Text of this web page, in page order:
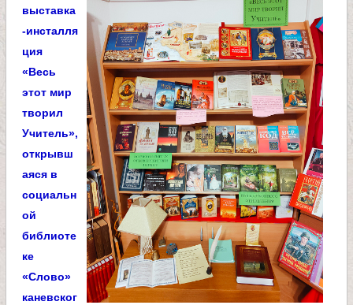
и
к
о
м
у
ч
выставка
-инсталля
ция
«Весь
этот мир
творил
Учитель»,
открывш
аяся в
социальн
ой
библиоте
ке
«Слово»
каневског